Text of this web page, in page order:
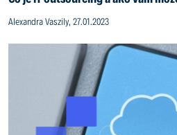
Alexandra Vaszily, 27.01.2023